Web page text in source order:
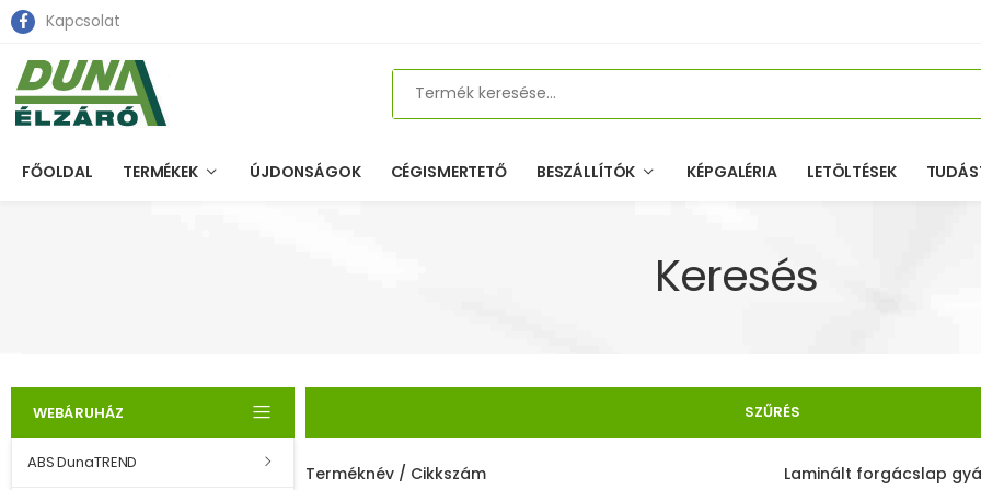
Kapcsolat
Search
FŐOLDAL TERMÉKEK ÚJDONSÁGOK CÉGISMERTETŐ BESZÁLLÍTÓK KÉPGALÉRIA LETÖLTÉSEK
Keresés
WEBÁRUHÁZ
ABS DunaTREND
SZŰRÉS
Terméknév / Cikkszám Laminált forgácslap